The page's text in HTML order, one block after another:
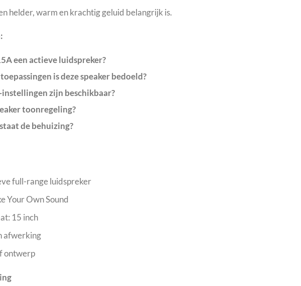
helder, warm en krachtig geluid belangrijk is.
een actieve luidspreker?
is deze speaker bedoeld?
instellingen zijn beschikbaar?
toonregeling?
de behuizing?
full-range luidspreker
Your Own Sound
15 inch
afwerking
ontwerp